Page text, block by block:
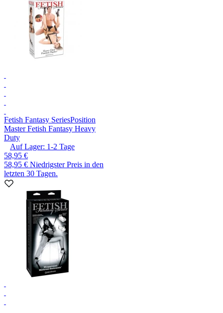
Fetish Fantasy SeriesPosition
Master Fetish Fantasy Heavy
Duty
Auf Lager: 1-2 Tage
58,95 €
58,95 € Niedrigster Preis in den
letzten 30 Tagen.